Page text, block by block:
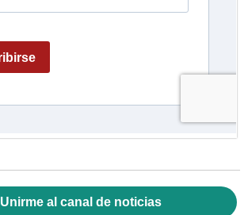
Unirme al canal de noticias